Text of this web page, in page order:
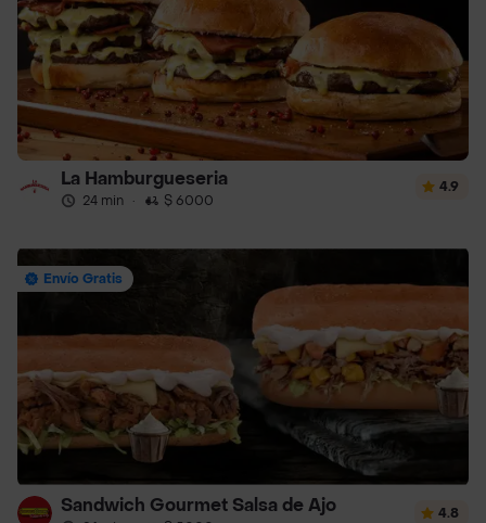
La Hamburgueseria
24 min · $ 6000
4.9
Envío Gratis
Sandwich Gourmet Salsa de Ajo 4.8